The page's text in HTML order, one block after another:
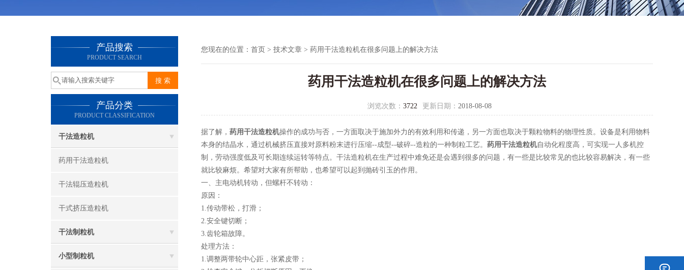
产品搜索
PRODUCT SEARCH
产品分类
PRODUCT CLASSIFICATION
干法造粒机
药用干法造粒机
干法辊压造粒机
干式挤压造粒机
干法制粒机
小型制粒机
您现在的位置： 首页 > 技术文章 > 药用干法造粒机在很多问题上的解决方法
药用干法造粒机在很多问题上的解决方法
浏览次数： 3722 更新日期： 2018-08-08
据了解， 药用干法造粒机操作的成功与否，一方面取决于施加外力的有效利用和传递，另一方面也取决于颗粒物料的物理性质。设备是利用物料
本身的结晶水，通过机械挤压直接对原料粉末进行压缩--成型--破碎--造粒的一种制粒工艺。 药用干法造粒机自动化程度高，可实现一人多机控
制，劳动强度低及可长期连续运转等特点。干法造粒机在生产过程中难免还是会遇到很多的问题，有一些是比较常见的也比较容易解决，有一些
就比较麻烦。希望对大家有所帮助，也希望可以起到抛砖引玉的作用。
一、主电动机转动，但螺杆不转动：
原因：
1.传动带松，打滑；
2.安全键切断；
3.齿轮箱故障。
处理方法：
1.调整两带轮中心距，张紧皮带；